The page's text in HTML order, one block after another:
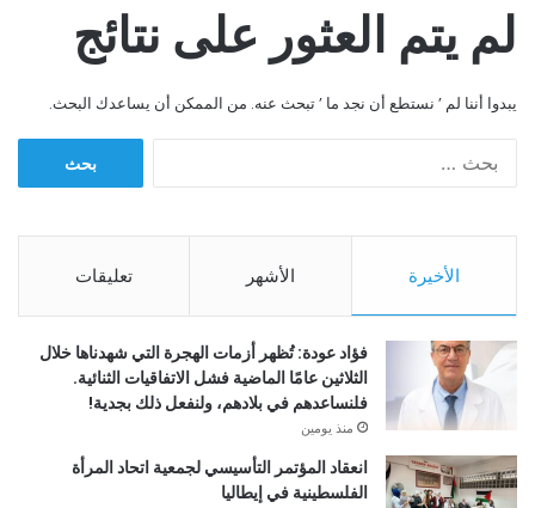
لم يتم العثور على نتائج
يبدوا أننا لم ’ نستطع أن نجد ما ’ تبحث عنه. من الممكن أن يساعدك البحث.
الأخيرة الأشهر تعليقات
فؤاد عودة: تُظهر أزمات الهجرة التي شهدناها خلال
الثلاثين عامًا الماضية فشل الاتفاقيات الثنائية.
فلنساعدهم في بلادهم، ولنفعل ذلك بجدية!
منذ يومين
انعقاد المؤتمر التأسيسي لجمعية اتحاد المرأة
الفلسطينية في إيطاليا